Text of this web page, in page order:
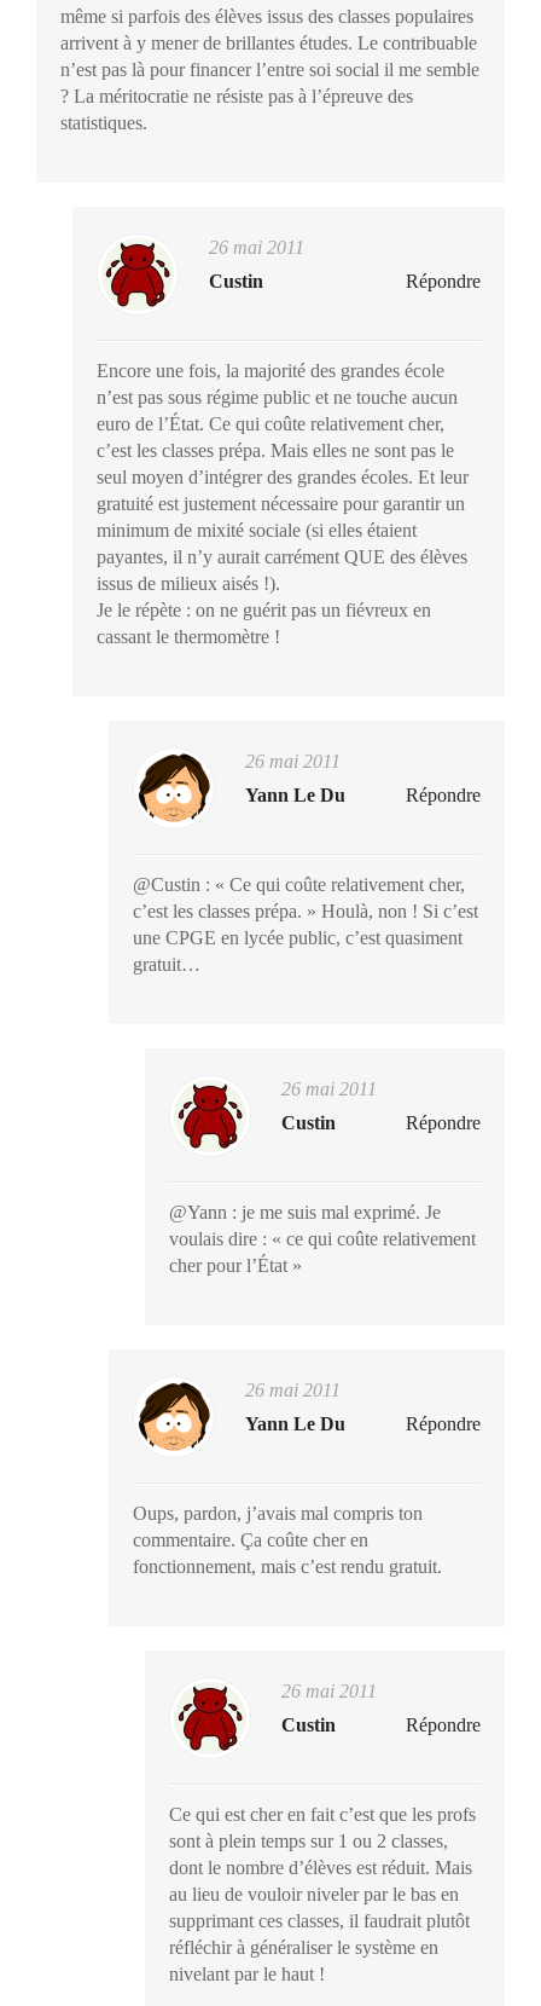
même si parfois des élèves issus des classes populaires
arrivent à y mener de brillantes études. Le contribuable
n’est pas là pour financer l’entre soi social il me semble
? La méritocratie ne résiste pas à l’épreuve des
statistiques.
26 mai 2011
Custin
Répondre
Encore une fois, la majorité des grandes école
n’est pas sous régime public et ne touche aucun
euro de l’État. Ce qui coûte relativement cher,
c’est les classes prépa. Mais elles ne sont pas le
seul moyen d’intégrer des grandes écoles. Et leur
gratuité est justement nécessaire pour garantir un
minimum de mixité sociale (si elles étaient
payantes, il n’y aurait carrément QUE des élèves
issus de milieux aisés !).
Je le répète : on ne guérit pas un fiévreux en
cassant le thermomètre !
26 mai 2011
Yann Le Du
Répondre
@Custin : « Ce qui coûte relativement cher,
c’est les classes prépa. » Houlà, non ! Si c’est
une CPGE en lycée public, c’est quasiment
gratuit…
26 mai 2011
Custin
Répondre
@Yann : je me suis mal exprimé. Je
voulais dire : « ce qui coûte relativement
cher pour l’État »
26 mai 2011
Yann Le Du
Répondre
Oups, pardon, j’avais mal compris ton
commentaire. Ça coûte cher en
fonctionnement, mais c’est rendu gratuit.
26 mai 2011
Custin
Répondre
Ce qui est cher en fait c’est que les profs
sont à plein temps sur 1 ou 2 classes,
dont le nombre d’élèves est réduit. Mais
au lieu de vouloir niveler par le bas en
supprimant ces classes, il faudrait plutôt
réfléchir à généraliser le système en
nivelant par le haut !